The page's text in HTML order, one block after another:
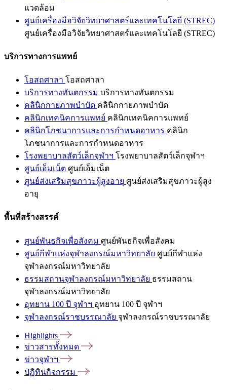
แวดล้อม
ศูนย์เครื่องมือวิจัยวิทยาศาสตร์และเทคโนโลยี (STREC)
ศูนย์เครื่องมือวิจัยวิทยาศาสตร์และเทคโนโลยี (STREC)
บริการทางการแพทย์
โอสถศาลา โอสถศาลา
บริการทางทันตกรรม บริการทางทันตกรรม
คลินิกกายภาพบำบัด คลินิกกายภาพบำบัด
คลินิกเทคนิคการแพทย์ คลินิกเทคนิคการแพทย์
คลินิกโภชนาการและการกำหนดอาหาร คลินิก
โภชนาการและการกำหนดอาหาร
โรงพยาบาลสัตว์เล็กจุฬาฯ โรงพยาบาลสัตว์เล็กจุฬาฯ
ศูนย์เอ็มเน็ต ศูนย์เอ็มเน็ต
ศูนย์ส่งเสริมสุขภาวะผู้สูงอายุ ศูนย์ส่งเสริมสุขภาวะผู้สูง
อายุ
พื้นที่สร้างสรรค์
ศูนย์พันธกิจเพื่อสังคม ศูนย์พันธกิจเพื่อสังคม
ศูนย์กีฬาแห่งจุฬาลงกรณ์มหาวิทยาลัย ศูนย์กีฬาแห่ง
จุฬาลงกรณ์มหาวิทยาลัย
ธรรมสถานจุฬาลงกรณ์มหาวิทยาลัย ธรรมสถาน
จุฬาลงกรณ์มหาวิทยาลัย
อุทยาน 100 ปี จุฬาฯ อุทยาน 100 ปี จุฬาฯ
จุฬาลงกรณ์ราชบรรณาลัย จุฬาลงกรณ์ราชบรรณาลัย
Highlights
ข่าวสารทั้งหมด
ข่าวจุฬาฯ
ปฏิทินกิจกรรม